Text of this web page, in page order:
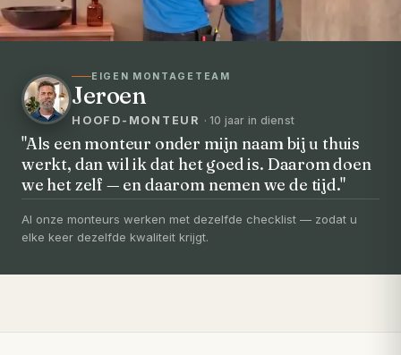
EIGEN MONTAGETEAM
Jeroen
HOOFD-MONTEUR · 10 jaar in dienst
"Als een monteur onder mijn naam bij u thuis
werkt, dan wil ik dat het goed is. Daarom doen
we het zelf — en daarom nemen we de tijd."
Al onze monteurs werken met dezelfde checklist — zodat u
elke keer dezelfde kwaliteit krijgt.
VOORHEEN → NA
Uw badkamer, volledig vernieuwd in
3-5 dagen
levertijd van slechts 4 weken.